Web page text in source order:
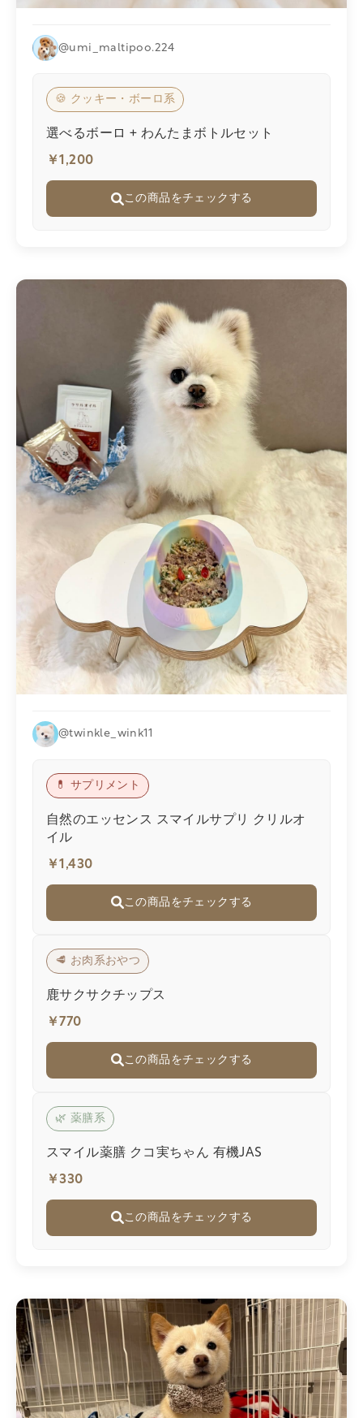
@umi_maltipoo.224
🍪 クッキー・ボーロ系
選べるボーロ + わんたまボトルセット
￥1,200
この商品をチェックする
@twinkle_wink11
💊 サプリメント
自然のエッセンス スマイルサプリ クリルオ
イル
￥1,430
この商品をチェックする
🥩 お肉系おやつ
鹿サクサクチップス
￥770
この商品をチェックする
🌿 薬膳系
スマイル薬膳 クコ実ちゃん 有機JAS
￥330
この商品をチェックする